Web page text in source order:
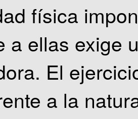
física
a ellas exige
El
a la